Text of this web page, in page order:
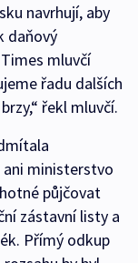
navrhují, aby
daňový
mluvčí
řadu dalších
řekl mluvčí.
ministerstvo
půjčovat
zástavní listy a
Přímý odkup